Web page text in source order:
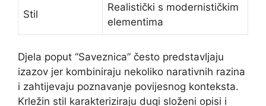
Stil
Realistički s modernističkim
elementima
Djela poput “Saveznica” često predstavljaju
izazov jer kombiniraju nekoliko narativnih razina
i zahtijevaju poznavanje povijesnog konteksta.
Krležin stil karakteriziraju dugi složeni opisi i